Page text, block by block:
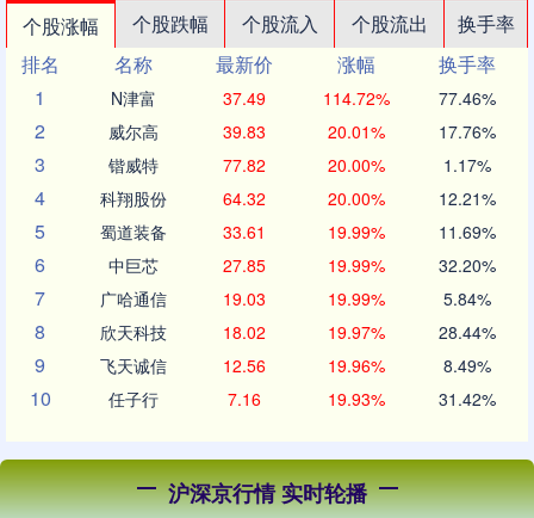
个股涨幅 个股跌幅 个股流入 个股流出
换手率
排名
名称 最新价 涨幅
换手率
1
N津富 37.49 114.72% 77.46%
2 威尔高 39.83 20.01% 17.76%
3 锴威特 77.82 20.00% 1.17%
4 科翔股份 64.32 20.00% 12.21%
5 蜀道装备 33.61 19.99% 11.69%
6 中巨芯 27.85 19.99% 32.20%
7 广哈通信 19.03 19.99% 5.84%
8 欣天科技 18.02 19.97% 28.44%
9 飞天诚信 12.56 19.96% 8.49%
10 任子行 7.16 19.93% 31.42%
沪深京行情 实时轮播